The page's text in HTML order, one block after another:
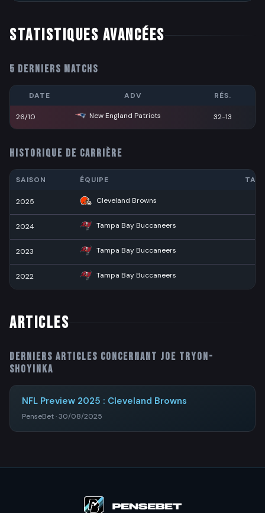
STATISTIQUES AVANCÉES
5 DERNIERS MATCHS
DATE ADV RÉS.
26/10 New England Patriots 32-13
HISTORIQUE DE CARRIÈRE
SAISON ÉQUIPE
2025 Cleveland Browns
2024 Tampa Bay Buccaneers
2023 Tampa Bay Buccaneers
2022 Tampa Bay Buccaneers
ARTICLES
Derniers articles concernant Joe Tryon-
Shoyinka
NFL Preview 2025 : Cleveland Browns
PenseBet · 30/08/2025